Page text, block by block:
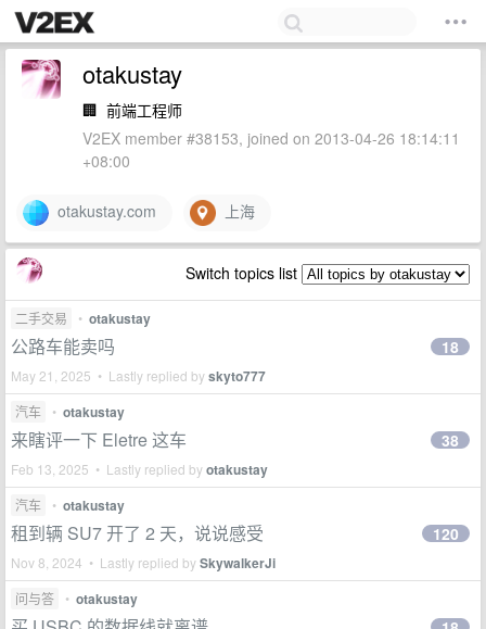
otakustay
🏢 前端工程师
V2EX member #38153, joined on 2013-04-26 18:14:11
+08:00
otakustay.com 上海
Switch topics list
二手交易 • otakustay
公路车能卖吗
May 21, 2025 • Lastly replied byskyto777
18
汽车 • otakustay
来瞎评一下 Eletre 这车
Feb 13, 2025 • Lastly replied byotakustay
38
汽车 • otakustay
租到辆 SU7 开了 2 天，说说感受
Nov 8, 2024 • Lastly replied bySkywalkerJi
120
问与答 • otakustay